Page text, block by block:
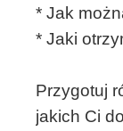
* Jak
* Jaki
Przygotuj
jakich Ci